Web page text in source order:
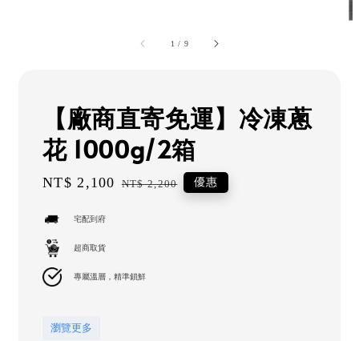
1 / 9
【廠商直寄免運】冷凍蔥
花 1000g/2箱
Sale
NT$ 2,100 Regular
NT$ 2,200 優惠
宅配到府
超商取貨
專屬溫層，精準鎖鮮
瀏覽更多